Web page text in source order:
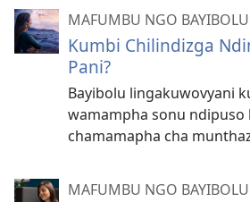
MAFUMBU NGO
Kumbi Chilindizga
Pani?
Bayibolu lingakuwovyani
wamampha sonu ndipuso
chamamapha cha
MAFUMBU NGO